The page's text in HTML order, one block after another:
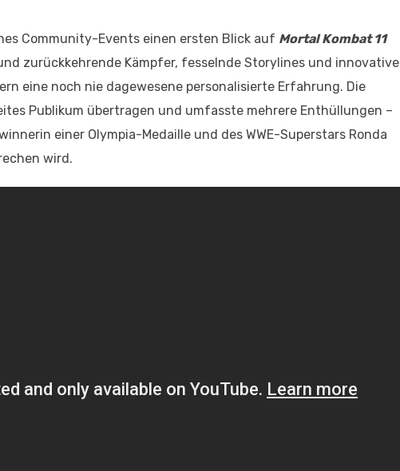
Community-Events einen ersten Blick auf Mortal Kombat 11
zurückkehrende Kämpfer, fesselnde Storylines und innovative
eine noch nie dagewesene personalisierte Erfahrung. Die
Publikum übertragen und umfasste mehrere Enthüllungen –
einer Olympia-Medaille und des WWE-Superstars Ronda
wird.